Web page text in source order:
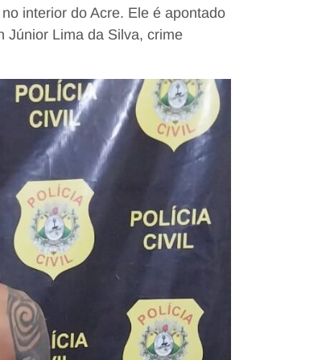
interior do Acre. Ele é apontado
Júnior Lima da Silva, crime